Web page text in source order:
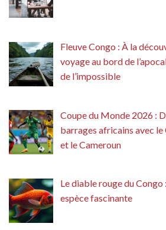
Fleuve Congo : À la
voyage au bord de
de l’impossible
Coupe du Monde 2026 :
barrages africains avec le
et le Cameroun
Le diable rouge du Congo
espèce fascinante